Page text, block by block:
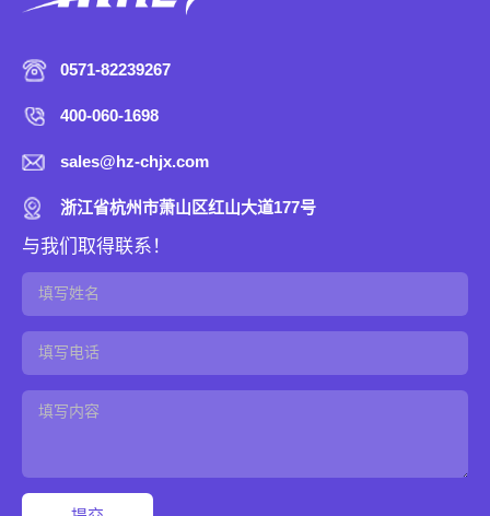
0571-82239267
400-060-1698
sales@hz-chjx.com
浙江省杭州市萧山区红山大道177号
与我们取得联系！